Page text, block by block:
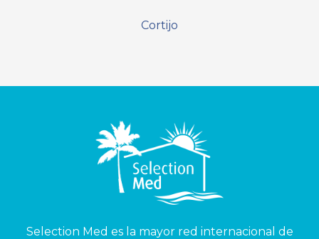
Cortijo
Selection Med es la mayor red internacional de